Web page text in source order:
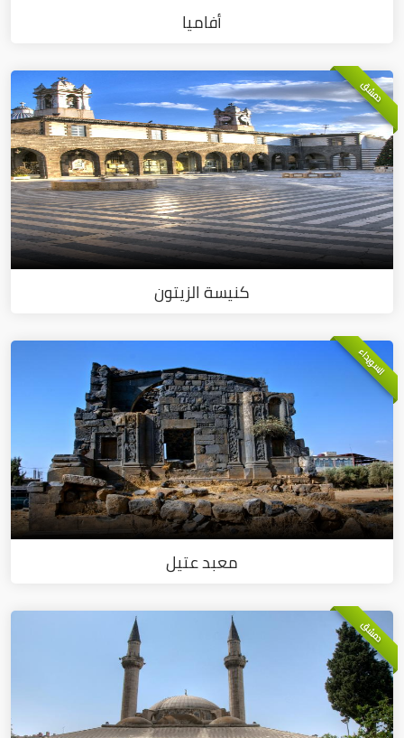
أفاميا
دمشق
كنيسة الزيتون
السويداء
معبد عتيل
دمشق